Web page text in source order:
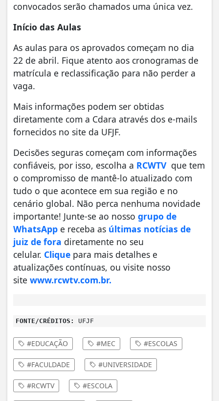
convocados serão chamados uma única vez.
Início das Aulas
As aulas para os aprovados começam no dia
22 de abril. Fique atento aos cronogramas de
matrícula e reclassificação para não perder a
vaga.
Mais informações podem ser obtidas
diretamente com a Cdara através dos e-mails
fornecidos no site da UFJF.
Decisões seguras começam com informações
confiáveis, por isso, escolha a RCWTVque tem
o compromisso de mantê-lo atualizado com
tudo o que acontece em sua região e no
cenário global. Não perca nenhuma novidade
importante! Junte-se ao nosso grupo de
WhatsApp e receba as últimas notícias de
juiz de fora diretamente no seu
celular. Clique para mais detalhes e
atualizações contínuas, ou visite nosso
site www.rcwtv.com.br.
FONTE/CRÉDITOS: UFJF
#EDUCAÇÃO #MEC #ESCOLAS
#FACULDADE #UNIVERSIDADE
#RCWTV #ESCOLA